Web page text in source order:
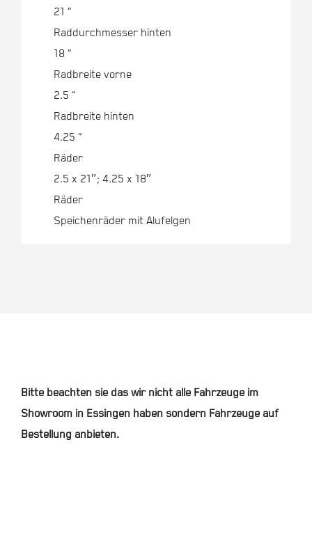
21 “
Raddurchmesser hinten
18 “
Radbreite vorne
2.5 “
Radbreite hinten
4.25 “
Räder
2.5 x 21″; 4.25 x 18″
Räder
Speichenräder mit Alufelgen
Bitte beachten sie das wir nicht alle Fahrzeuge im
Showroom in Essingen haben sondern Fahrzeuge auf
Bestellung anbieten.